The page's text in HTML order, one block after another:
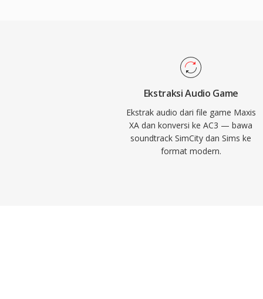
dedicated, ideal untuk konten film dan
perangkat keras yang luas di receiver,
audio AC3 dapat diputar dengan andal
elektronik konsumen yang sangat besar.
Ekstraksi Audio Game
Ekstrak audio dari file game Maxis
XA dan konversi ke AC3 — bawa
soundtrack SimCity dan Sims ke
format modern.